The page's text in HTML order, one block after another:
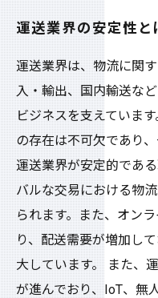
運送業界の安定性と
運送業界は、物流に関
入・輸出、国内輸送な
ビジネスを支えていま
の存在は不可欠であり
運送業界が安定的であ
バルな交易における物
られます。また、オン
り、配送需要が増加し
大しています。 また、
が進んでおり、IoT、無